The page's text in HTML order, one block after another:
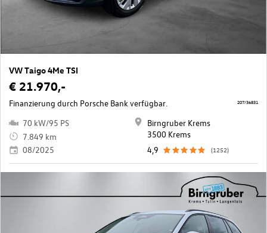
VW Taigo 4Me TSI
€ 21.970,-
Finanzierung durch Porsche Bank verfügbar.
70 kW/95 PS
7.849 km
08/2025
Birngruber Krems
3500 Krems
4,9
(1252)
207/36831